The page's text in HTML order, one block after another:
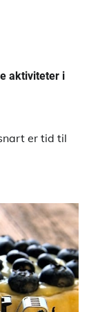
aktiviteter i
er tid til